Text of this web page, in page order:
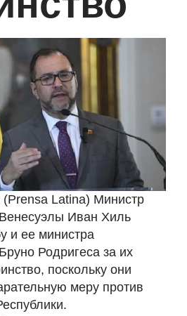
(Prensa Latina) Министр
Иван Хиль
и ее министра
Родригеса за их
поскольку они
меру против